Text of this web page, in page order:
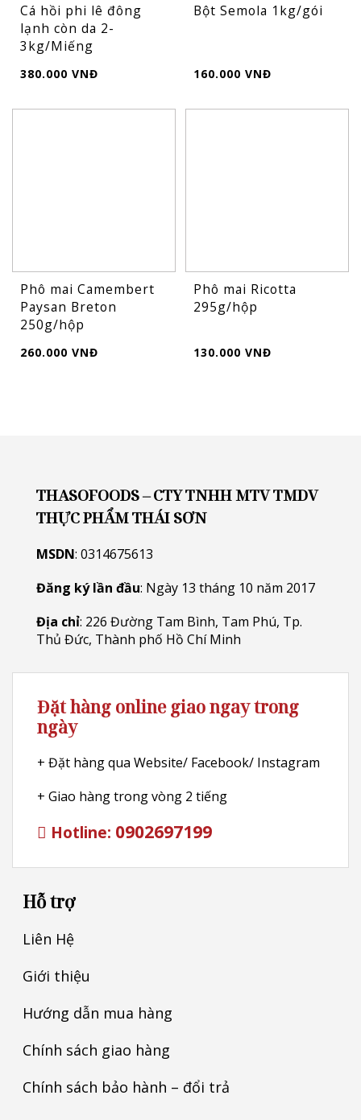
Cá hồi phi lê đông
lạnh còn da 2-
3kg/Miếng
380.000 VNĐ
Bột Semola 1kg/gói
160.000 VNĐ
Phô mai Camembert
Paysan Breton
250g/hộp
260.000 VNĐ
Phô mai Ricotta
295g/hộp
130.000 VNĐ
THASOFOODS – CTY TNHH MTV TMDV
THỰC PHẨM THÁI SƠN
MSDN: 0314675613
Đăng ký lần đầu: Ngày 13 tháng 10 năm 2017
Địa chỉ: 226 Đường Tam Bình, Tam Phú, Tp.
Thủ Đức, Thành phố Hồ Chí Minh
Đặt hàng online giao ngay trong
ngày
+ Đặt hàng qua Website/ Facebook/ Instagram
+ Giao hàng trong vòng 2 tiếng
Hotline: 0902697199
Hỗ trợ
Liên Hệ
Giới thiệu
Hướng dẫn mua hàng
Chính sách giao hàng
Chính sách bảo hành – đổi trả